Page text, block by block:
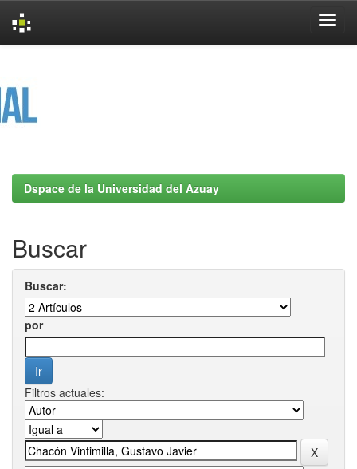
Dspace de la Universidad del Azuay
Buscar
Buscar:
por
Filtros actuales: